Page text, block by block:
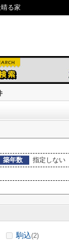
る家
築年数
指定しない
駒込(2)